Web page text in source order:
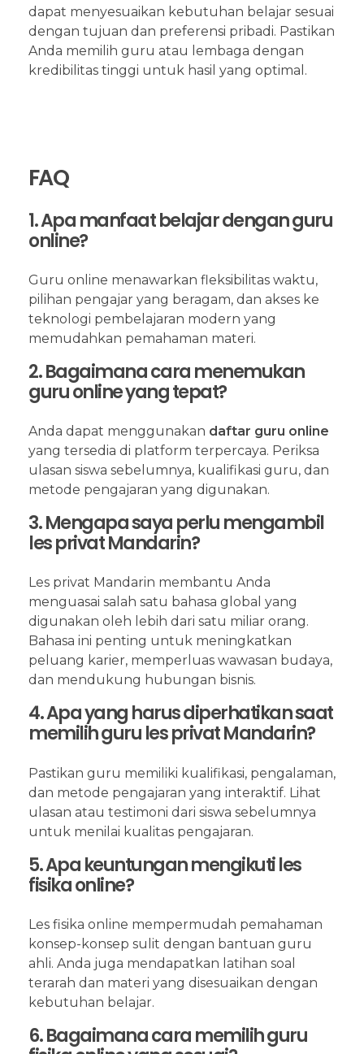
dapat menyesuaikan kebutuhan belajar sesuai
dengan tujuan dan preferensi pribadi. Pastikan
Anda memilih guru atau lembaga dengan
kredibilitas tinggi untuk hasil yang optimal.
FAQ
1. Apa manfaat belajar dengan guru
online?
Guru online menawarkan fleksibilitas waktu,
pilihan pengajar yang beragam, dan akses ke
teknologi pembelajaran modern yang
memudahkan pemahaman materi.
2. Bagaimana cara menemukan
guru online yang tepat?
Anda dapat menggunakan daftar guru online
yang tersedia di platform terpercaya. Periksa
ulasan siswa sebelumnya, kualifikasi guru, dan
metode pengajaran yang digunakan.
3. Mengapa saya perlu mengambil
les privat Mandarin?
Les privat Mandarin membantu Anda
menguasai salah satu bahasa global yang
digunakan oleh lebih dari satu miliar orang.
Bahasa ini penting untuk meningkatkan
peluang karier, memperluas wawasan budaya,
dan mendukung hubungan bisnis.
4. Apa yang harus diperhatikan saat
memilih guru les privat Mandarin?
Pastikan guru memiliki kualifikasi, pengalaman,
dan metode pengajaran yang interaktif. Lihat
ulasan atau testimoni dari siswa sebelumnya
untuk menilai kualitas pengajaran.
5. Apa keuntungan mengikuti les
fisika online?
Les fisika online mempermudah pemahaman
konsep-konsep sulit dengan bantuan guru
ahli. Anda juga mendapatkan latihan soal
terarah dan materi yang disesuaikan dengan
kebutuhan belajar.
6. Bagaimana cara memilih guru